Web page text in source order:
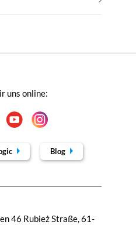
46 Rubież Straße, 61-
uns online:
Blog